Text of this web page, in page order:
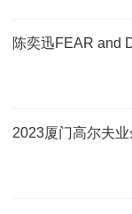
陈奕迅FEAR and
2023厦门高尔夫